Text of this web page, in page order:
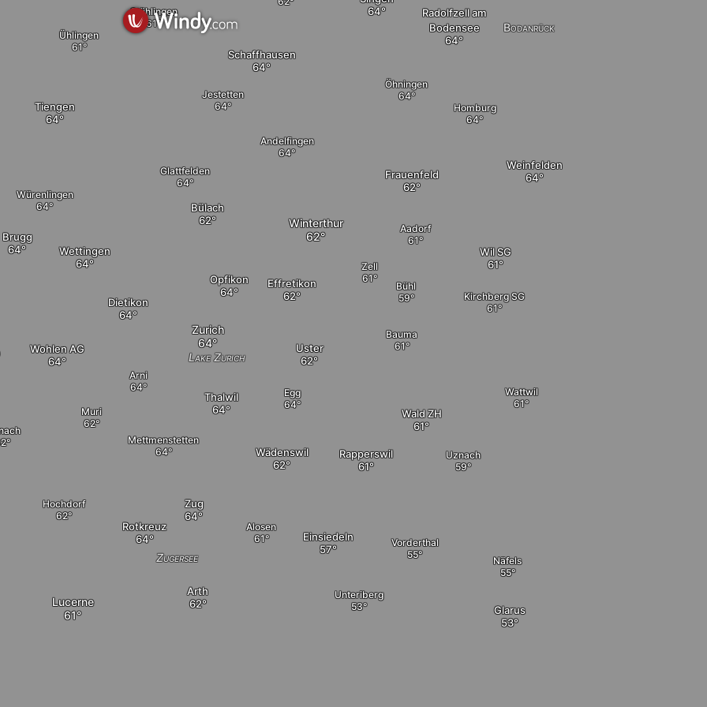
Bodanrück
Frauenfeld
Radolfzell am
Bodensee
Öhningen
Weinfelden
Homburg
Lake Zurich
Winterthur
Effretikon
Opfikon
Zurich
Thalwil
Uster
Egg
Bauma
Zell
Bühl
Aadorf
Wattwil
Kirchberg SG
Wil SG
Tiengen
Ühlingen
Würenlingen
Bülach
Glattfelden
Stühlingen
Schaffhausen
Andelfingen
Jestetten
Rapperswil
Wald ZH
Uznach
Vorderthal
Glarus
Näfels
Unteriberg
Lucerne
Muri
Hochdorf
Rotkreuz
Zugersee
Wädenswil
Arth
Einsiedeln
Alosen
Zug
Mettmenstetten
Wettingen
Dietikon
Wohlen AG
Brugg
Arni